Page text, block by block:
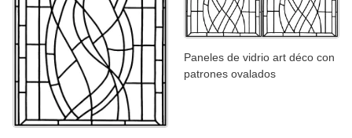
Paneles de vidrio art déco con
patrones ovalados